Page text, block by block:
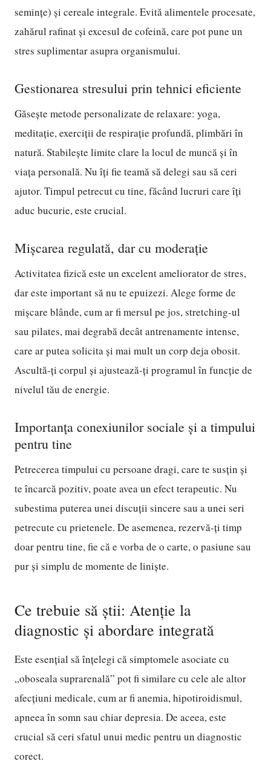
semințe) și cereale integrale. Evită alimentele procesate,
zahărul rafinat și excesul de cofeină, care pot pune un
stres suplimentar asupra organismului.
Gestionarea stresului prin tehnici eficiente
Găsește metode personalizate de relaxare: yoga,
meditație, exerciții de respirație profundă, plimbări în
natură. Stabilește limite clare la locul de muncă și în
viața personală. Nu îți fie teamă să delegi sau să ceri
ajutor. Timpul petrecut cu tine, făcând lucruri care îți
aduc bucurie, este crucial.
Mișcarea regulată, dar cu moderație
Activitatea fizică este un excelent ameliorator de stres,
dar este important să nu te epuizezi. Alege forme de
mișcare blânde, cum ar fi mersul pe jos, stretching-ul
sau pilates, mai degrabă decât antrenamente intense,
care ar putea solicita și mai mult un corp deja obosit.
Ascultă-ți corpul și ajustează-ți programul în funcție de
nivelul tău de energie.
Importanța conexiunilor sociale și a timpului
pentru tine
Petrecerea timpului cu persoane dragi, care te susțin și
te încarcă pozitiv, poate avea un efect terapeutic. Nu
subestima puterea unei discuții sincere sau a unei seri
petrecute cu prietenele. De asemenea, rezervă-ți timp
doar pentru tine, fie că e vorba de o carte, o pasiune sau
pur și simplu de momente de liniște.
Ce trebuie să știi: Atenție la
diagnostic și abordare integrată
Este esențial să înțelegi că simptomele asociate cu
„oboseala suprarenală” pot fi similare cu cele ale altor
afecțiuni medicale, cum ar fi anemia, hipotiroidismul,
apneea în somn sau chiar depresia. De aceea, este
crucial să ceri sfatul unui medic pentru un diagnostic
corect.